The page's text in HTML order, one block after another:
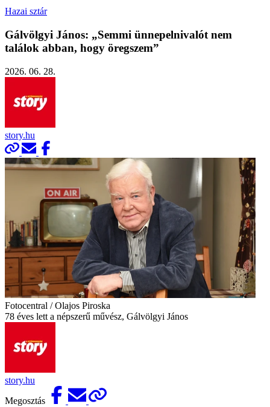
Hazai sztár
Gálvölgyi János: „Semmi ünnepelnivalót nem
találok abban, hogy öregszem”
2026. 06. 28.
story.hu
Fotocentral / Olajos Piroska
78 éves lett a népszerű művész, Gálvölgyi János
story.hu
Megosztás